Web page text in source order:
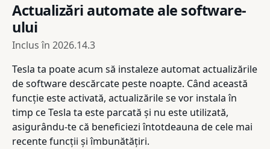
Actualizări automate ale software-
ului
Inclus în 2026.14.3
Tesla ta poate acum să instaleze automat actualizările
de software descărcate peste noapte. Când această
funcție este activată, actualizările se vor instala în
timp ce Tesla ta este parcată și nu este utilizată,
asigurându-te că beneficiezi întotdeauna de cele mai
recente funcții și îmbunătățiri.